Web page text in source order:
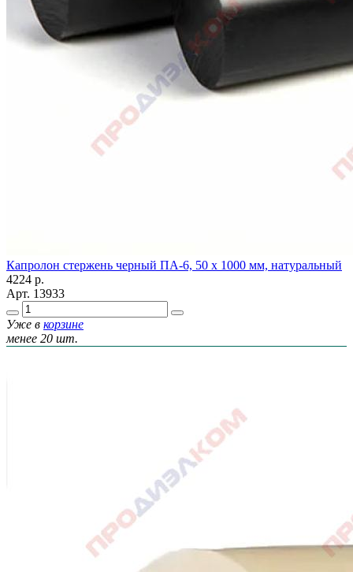
Капролон стержень черный ПА-6, 50 х 1000 мм, натуральный
4224 р.
Арт. 13933
Уже в корзине
менее 20 шт.